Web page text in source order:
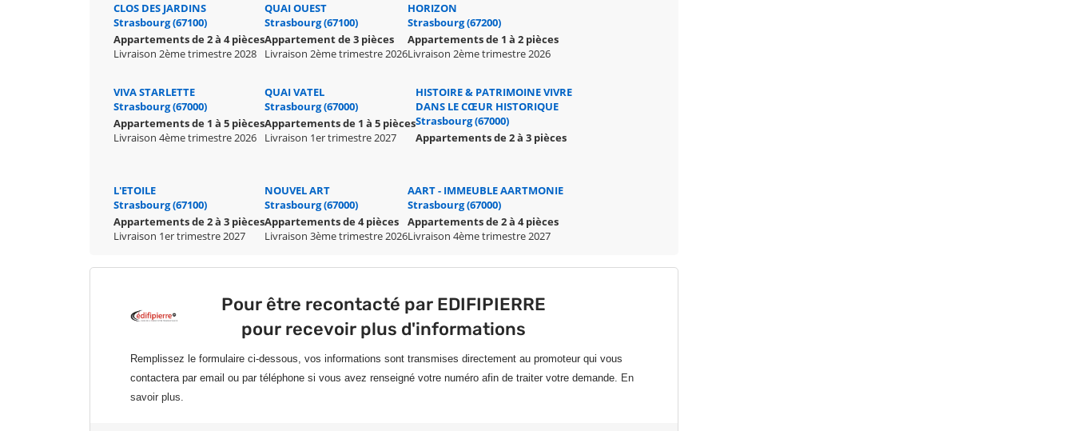
CLOS DES JARDINS
Strasbourg (67100)
Appartements de 2 à 4 pièces
Livraison 2ème trimestre 2028
QUAI OUEST
Strasbourg (67100)
Appartement de 3 pièces
Livraison 2ème trimestre 2026
HORIZON
Strasbourg (67200)
Appartements de 1 à 2 pièces
Livraison 2ème trimestre 2026
VIVA STARLETTE
Strasbourg (67000)
Appartements de 1 à 5 pièces
Livraison 4ème trimestre 2026
QUAI VATEL
Strasbourg (67000)
Appartements de 1 à 5 pièces
Livraison 1er trimestre 2027
HISTOIRE & PATRIMOINE VIVRE
DANS LE CŒUR HISTORIQUE
Strasbourg (67000)
Appartements de 2 à 3 pièces
L'ETOILE
Strasbourg (67100)
Appartements de 2 à 3 pièces
Livraison 1er trimestre 2027
NOUVEL ART
Strasbourg (67000)
Appartements de 4 pièces
Livraison 3ème trimestre 2026
AART - IMMEUBLE AARTMONIE
Strasbourg (67000)
Appartements de 2 à 4 pièces
Livraison 4ème trimestre 2027
Pour être recontacté par EDIFIPIERRE
pour recevoir plus d'informations
Remplissez le formulaire ci-dessous, vos informations sont transmises directement au promoteur qui vous
contactera par email ou par téléphone si vous avez renseigné votre numéro afin de traiter votre demande. En
savoir plus.